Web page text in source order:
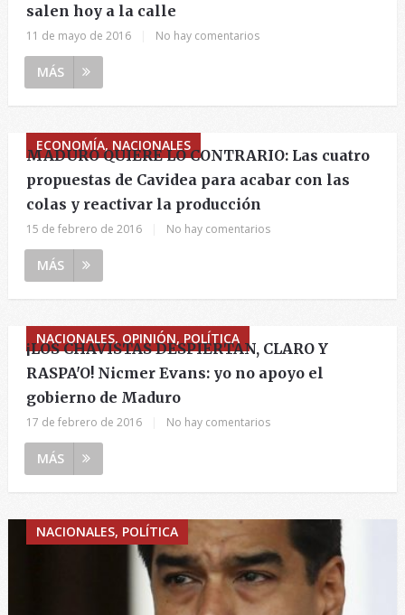
salen hoy a la calle
11 de mayo de 2016 No hay comentarios
MÁS
ECONOMÍA, NACIONALES
MADURO QUIERE LO CONTRARIO: Las cuatro
propuestas de Cavidea para acabar con las
colas y reactivar la producción
15 de febrero de 2016 No hay comentarios
MÁS
NACIONALES, OPINIÓN, POLÍTICA
¡LOS CHAVISTAS DESPIERTAN, CLARO Y
RASPA'O! Nicmer Evans: yo no apoyo el
gobierno de Maduro
17 de febrero de 2016 No hay comentarios
MÁS
NACIONALES, POLÍTICA